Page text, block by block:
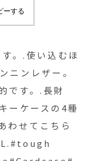
ーする
。.使い込むほ
ニンレザー。
です。.長財
ーケースの4種
わせてこちら